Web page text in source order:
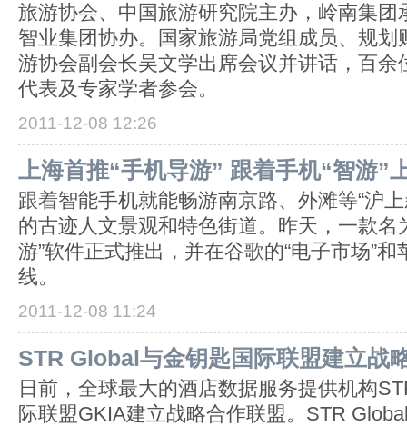
旅游协会、中国旅游研究院主办，岭南集团
智业集团协办。国家旅游局党组成员、规划
游协会副会长吴文学出席会议并讲话，百余
代表及专家学者参会。
2011-12-08 12:26
上海首推“手机导游” 跟着手机“智游”
跟着智能手机就能畅游南京路、外滩等“沪
的古迹人文景观和特色街道。昨天，一款名
游”软件正式推出，并在谷歌的“电子市场”和
线。
2011-12-08 11:24
STR Global与金钥匙国际联盟建立战
日前，全球最大的酒店数据服务提供机构
际联盟GKIA建立战略合作联盟。STR